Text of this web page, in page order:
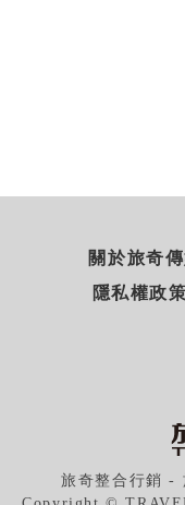
關於旅奇
隱私權政
旅奇整合行銷 -